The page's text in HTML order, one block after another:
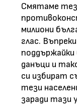
Смятаме
милиони
глас.
данъци и
си избират
тези
заради тази